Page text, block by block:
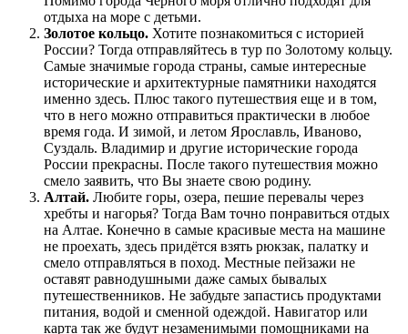
отдыха на море с детьми.
Золотое кольцо. Хотите познакомиться с историей
России? Тогда отправляйтесь в тур по Золотому кольцу.
Самые значимые города страны, самые интересные
исторические и архитектурные памятники находятся
именно здесь. Плюс такого путешествия еще и в том,
что в него можно отправиться практически в любое
время года. И зимой, и летом Ярославль, Иваново,
Суздаль. Владимир и другие исторические города
России прекрасны. После такого путешествия можно
смело заявить, что Вы знаете свою родину.
Алтай. Любите горы, озера, пешие перевалы через
хребты и нагорья? Тогда Вам точно понравиться отдых
на Алтае. Конечно в самые красивые места на машине
не проехать, здесь придётся взять рюкзак, палатку и
смело отправляться в поход. Местные пейзажи не
оставят равнодушными даже самых бывалых
путешественников. Не забудьте запастись продуктами
питания, водой и сменной одеждой. Навигатор или
карта так же будут незаменимыми помощниками на